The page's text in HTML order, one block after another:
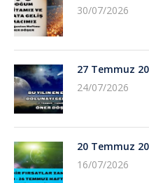
30/07/2026
27 Temmuz
24/07/2026
20 Temmuz
16/07/2026